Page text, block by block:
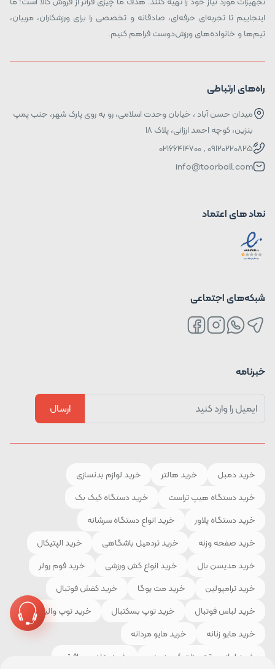
اینجاییم تا تجربه‌ای حرفه‌ای، صادقانه و تخصصی را برای ورزشکاران، مربیان،
تیم‌ها و خانواده‌های ورزش‌دوست فراهم کنیم.
راه‌های ارتباطی
میدان حسن آباد ، خیابان وحدت اسلامی، رو به روی پارک شهر، جنب پمپ
بنزین، کوچه احمد ارزانی، پلاک ۱۸
09120220825 , 02166414700
info@toorball.com
نماد های اعتماد
شبکه‌های اجتماعی
خبرنامه
ارسال
خرید دمبل خرید هالتر
خرید لوازم بدنسازی
خرید دستگاه هیپ تراست
خرید دستگاه کیک بک
خرید دستگاه پلاور
خرید انواع دستگاه سرشانه
خرید صفحه وزنه
خرید تردمیل باشگاهی
خرید الپتیکال
خرید مدیسن بال
خرید انواع کش ورزشی
خرید فوم رولر
خرید ترامپولین
خرید مت یوگا
خرید کفش فوتبال
خرید لباس فوتبال
خرید توپ بسکتبال
خرید توپ والیبال
خرید مایو زنانه
خرید مایو مردانه
خرید لوازم و تجهیزات کوهنوردی
خرید چادر مسافرتی